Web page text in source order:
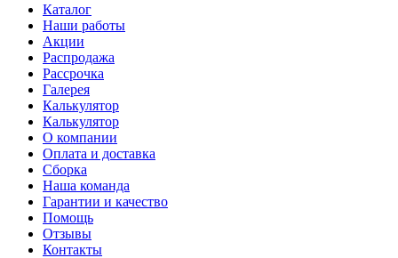
Каталог
Наши работы
Акции
Распродажа
Рассрочка
Галерея
Калькулятор
Калькулятор
О компании
Оплата и доставка
Сборка
Наша команда
Гарантии и качество
Помощь
Отзывы
Контакты